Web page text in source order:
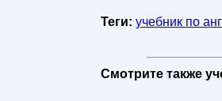
Теги: учебник по
Смотрите также